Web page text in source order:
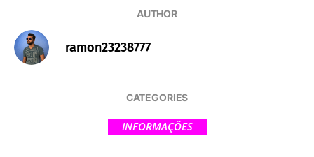
AUTHOR
ramon23238777
CATEGORIES
INFORMAÇÕES